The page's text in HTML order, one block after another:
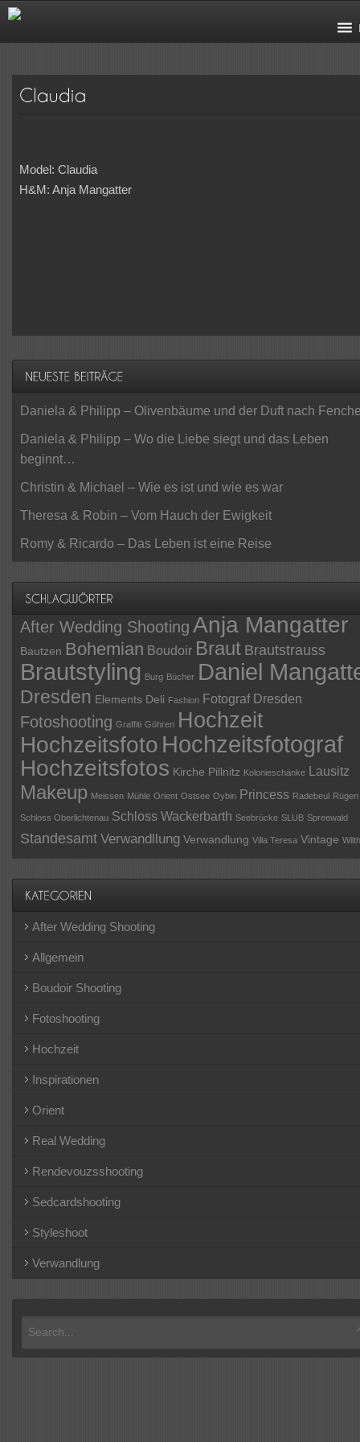
Model: Claudia
H&M: Anja Mangatter
Daniela & Philipp – Olivenbäume und der Duft nach
Daniela & Philipp – Wo die Liebe siegt und das Leben
beginnt…
Christin & Michael – Wie es ist und wie es war
Theresa & Robin – Vom Hauch der Ewigkeit
Romy & Ricardo – Das Leben ist eine Reise
After Wedding Shooting Anja Mangatter
Bautzen Bohemian Boudoir Braut Brautstrauss
Brautstyling Burg Bücher Daniel
Dresden Elements Deli Fashion Fotograf Dresden
Fotoshooting Graffiti Göhren Hochzeit
Hochzeitsfoto Hochzeitsfotograf
Hochzeitsfotos Kirche Pillnitz Kolonieschänke Lausitz
Makeup Meissen Mühle Orient Ostsee Oybin Princess Radebeul Rügen
Schloss Oberlichtenau Schloss Wackerbarth Seebrücke SLUB Spreewald
Standesamt Verwandllung Verwandlung Villa Teresa Vintage
After Wedding Shooting
Allgemein
Boudoir Shooting
Fotoshooting
Hochzeit
Inspirationen
Orient
Real Wedding
Rendevouzsshooting
Sedcardshooting
Styleshoot
Verwandlung